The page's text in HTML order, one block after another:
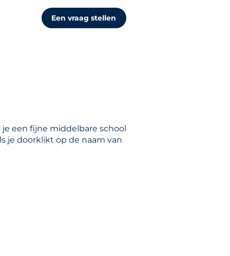
Een vraag stellen
een fijne middelbare school
je doorklikt op de naam van